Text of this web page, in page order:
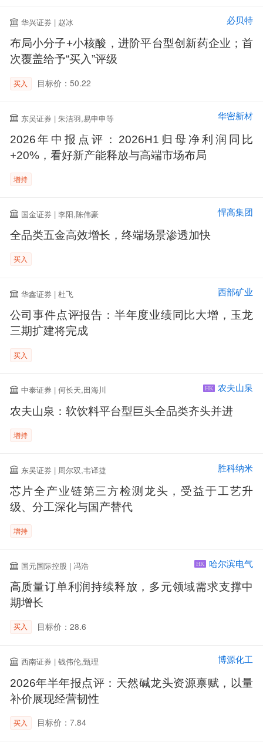
华兴证券 | 赵冰 必贝特
布局小分子+小核酸，进阶平台型创新药企业；首
次覆盖给予“买入”评级
买入 目标价：50.22
东吴证券 | 朱洁羽,易申申等 华密新材
2026年中报点评：2026H1归母净利润同比
+20%，看好新产能释放与高端市场布局
增持
国金证券 | 李阳,陈伟豪 悍高集团
全品类五金高效增长，终端场景渗透加快
买入
华鑫证券 | 杜飞 西部矿业
公司事件点评报告：半年度业绩同比大增，玉龙
三期扩建将完成
买入
中泰证券 | 何长天,田海川 HK 农夫山泉
农夫山泉：软饮料平台型巨头全品类齐头并进
增持
东吴证券 | 周尔双,韦译捷 胜科纳米
芯片全产业链第三方检测龙头，受益于工艺升
级、分工深化与国产替代
增持
国元国际控股 | 冯浩 HK 哈尔滨电气
高质量订单利润持续释放，多元领域需求支撑中
期增长
买入 目标价：28.6
西南证券 | 钱伟伦,甄理 博源化工
2026年半年报点评：天然碱龙头资源禀赋，以量
补价展现经营韧性
买入 目标价：7.84